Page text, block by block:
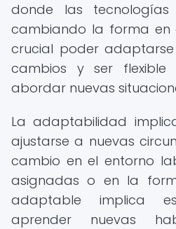
donde las tecnologías
cambiando la forma en
crucial poder
cambios y ser
abordar nuevas
La adaptabilidad
ajustarse a nuevas
cambio en el entorno
asignadas o en la
adaptable implica
aprender nuevas